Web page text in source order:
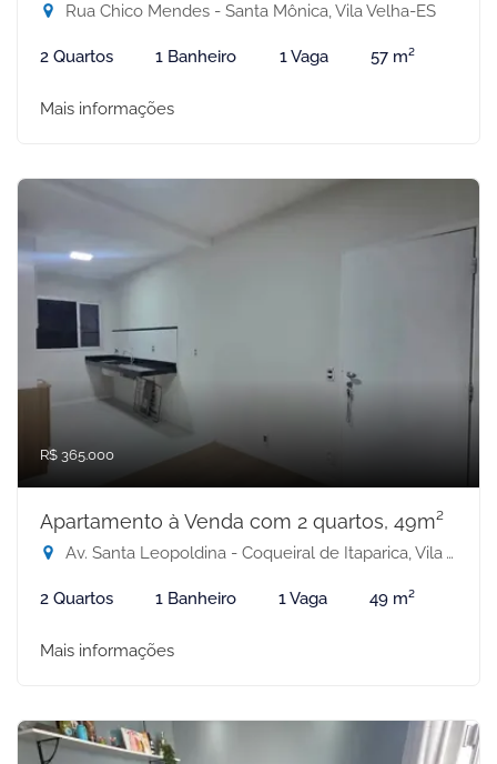
Rua Chico Mendes - Santa Mônica, Vila Velha-ES
2 Quartos 1 Banheiro 1 Vaga 57 m²
Mais informações
R$ 365.000
Apartamento à Venda com 2 quartos, 49m²
Av. Santa Leopoldina - Coqueiral de Itaparica, Vila Velha-ES
2 Quartos 1 Banheiro 1 Vaga 49 m²
Mais informações